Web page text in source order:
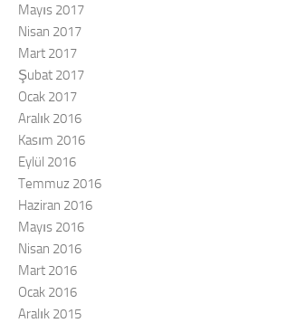
Mayıs 2017
Nisan 2017
Mart 2017
Şubat 2017
Ocak 2017
Aralık 2016
Kasım 2016
Eylül 2016
Temmuz 2016
Haziran 2016
Mayıs 2016
Nisan 2016
Mart 2016
Ocak 2016
Aralık 2015